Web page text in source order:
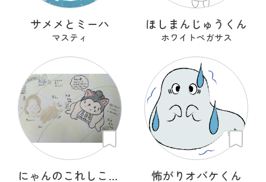
サメメとミーハ
マスティ
ほしまんじゅうくん
ホワイトペガサス
にゃんのこれしこ ある日の夢 Ｎo.2 怖がりオバケくん